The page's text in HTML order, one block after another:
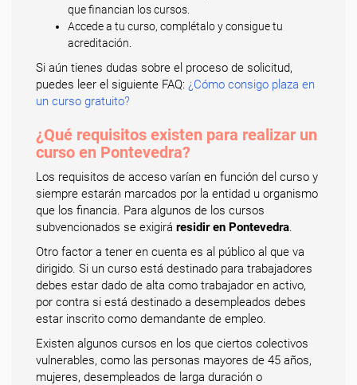
que financian los cursos.
Accede a tu curso, complétalo y consigue tu
acreditación.
Si aún tienes dudas sobre el proceso de solicitud,
puedes leer el siguiente FAQ: ¿Cómo consigo plaza en
un curso gratuito?
¿Qué requisitos existen para realizar un
curso en Pontevedra?
Los requisitos de acceso varían en función del curso y
siempre estarán marcados por la entidad u organismo
que los financia. Para algunos de los cursos
subvencionados se exigirá residir en Pontevedra.
Otro factor a tener en cuenta es al público al que va
dirigido. Si un curso está destinado para trabajadores
debes estar dado de alta como trabajador en activo,
por contra si está destinado a desempleados debes
estar inscrito como demandante de empleo.
Existen algunos cursos en los que ciertos colectivos
vulnerables, como las personas mayores de 45 años,
mujeres, desempleados de larga duración o